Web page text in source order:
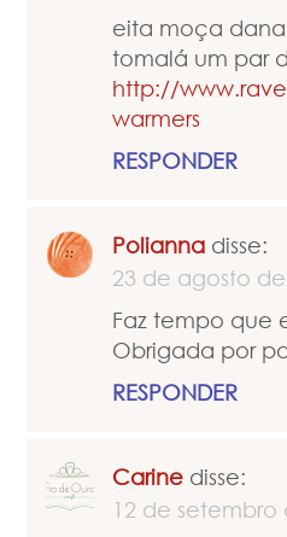
eita moça
tomalá um par
http://
warmers
RESPONDER
Polianna disse:
23 de agosto de
Faz tempo que
Obrigada por
RESPONDER
Carine disse:
12 de setembro